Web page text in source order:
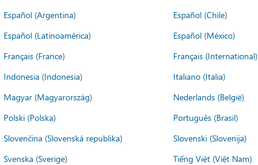
Español (Argentina) Español (Chile)
Español (Latinoamérica) Español (México)
Français (France) Français (International)
Indonesia (Indonesia) Italiano (Italia)
Magyar (Magyarország) Nederlands (België)
Polski (Polska) Português (Brasil)
Slovenčina (Slovenská republika) Slovenski (Slovenija)
Svenska (Sverige) Tiếng Việt (Việt Nam)